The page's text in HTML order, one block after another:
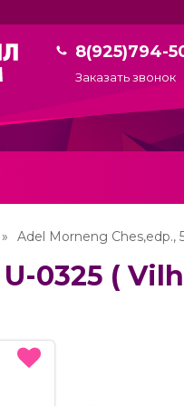
8(925)794-
Заказать звонок
Adel Morneng Ches,edp.,
0325 (